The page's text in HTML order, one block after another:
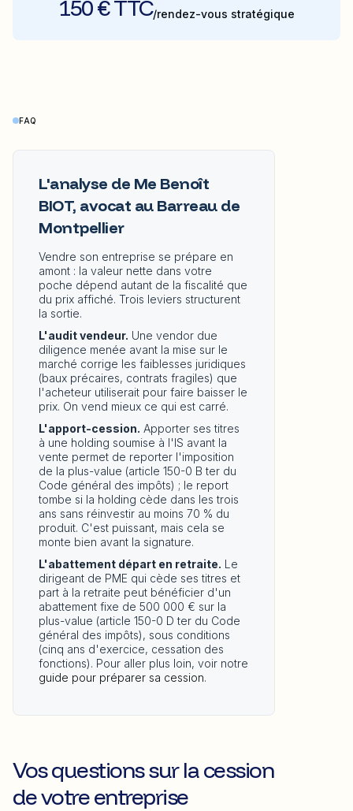
150 € TTC/rendez-vous stratégique
FAQ
L'analyse de Me Benoît
BIOT, avocat au Barreau de
Montpellier
Vendre son entreprise se prépare en
amont : la valeur nette dans votre
poche dépend autant de la fiscalité que
du prix affiché. Trois leviers structurent
la sortie.
L'audit vendeur. Une vendor due
diligence menée avant la mise sur le
marché corrige les faiblesses juridiques
(baux précaires, contrats fragiles) que
l'acheteur utiliserait pour faire baisser le
prix. On vend mieux ce qui est carré.
L'apport-cession. Apporter ses titres
à une holding soumise à l'IS avant la
vente permet de reporter l'imposition
de la plus-value (article 150-0 B ter du
Code général des impôts) ; le report
tombe si la holding cède dans les trois
ans sans réinvestir au moins 70 % du
produit. C'est puissant, mais cela se
monte bien avant la signature.
L'abattement départ en retraite. Le
dirigeant de PME qui cède ses titres et
part à la retraite peut bénéficier d'un
abattement fixe de 500 000 € sur la
plus-value (article 150-0 D ter du Code
général des impôts), sous conditions
(cinq ans d'exercice, cessation des
fonctions). Pour aller plus loin, voir notre
guide pour préparer sa cession.
Vos questions sur la cession
de votre entreprise